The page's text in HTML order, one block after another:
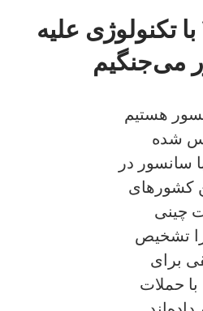
از سال ۲۰۱۱ با تکنولوژی علیه
می‌جنگیم
هستیم
تأسیس شده
سانسور در
کشورهای
چینی
تشخیص
برای
حملات